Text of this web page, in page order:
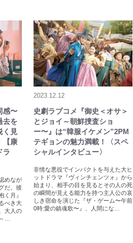
感〜
去を
く見
【康
ラ
めなが
だ。彼
く月』
べき大
大人の
…
2023.12.12
史劇ラブコメ『御史＜オサ＞
とジョイ～朝鮮捜査ショ
ー〜』は“韓服イケメン”2PM
テギョンの魅力満載！〈スペ
シャルインタビュー〉
非情な悪役でインパクトを与えた大ヒ
ットドラマ『ヴィンチェンツォ』から
始まり、相手の目を見るとその人の死
の瞬間が見える能力を持つ主人公の哀
しき宿命を演じた『ザ・ゲーム〜午前
0時:愛の鎮魂歌〜』、人間にな…